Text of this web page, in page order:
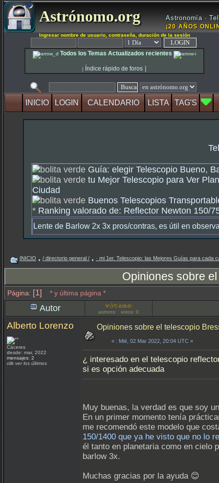
Astrónomo.org Astronomía ·
¡20 AÑOS
Ingresar nombre de usuario, contraseña, duración de la sesión
Todos los Temas Actualizados recientes
| Índice rápido de foros |
INICIO LOGIN CALENDARIO LISTA TAG'S
Guía: elegir Telescopio Bueno,
tu Mejor Telescopio para Ver
Ciudad
Buenos Telescopios
* Ranking valorado de: Reflector Newton 150/
Lente de Barlow 2x 3x pros/contras, es útil en
INICIO / directorio general / · mi 1er. Telescopio: las Mejores Guías para cada
Opiniones sobre
Página: [1] * y última página *
Autor astrons: votos: 0
Alberto Lorenzo
Cáceres
desde: mar, 2022
mensajes: 2
clik ver los últimos
Opiniones sobre el telescopio
« : Mié, 02 Mar 2022, 20:04 UTC »
¿ interesado en el telescopio
si es opción adecuada
Muy buenas, la verdad es que soy
En un primer momento tenía
me recomendó este modelo que
150/1400 que ya he visto que no lo
él tanto en planetaria como en cielo
barlow 3x.
Muchas gracias por la ayuda 😊